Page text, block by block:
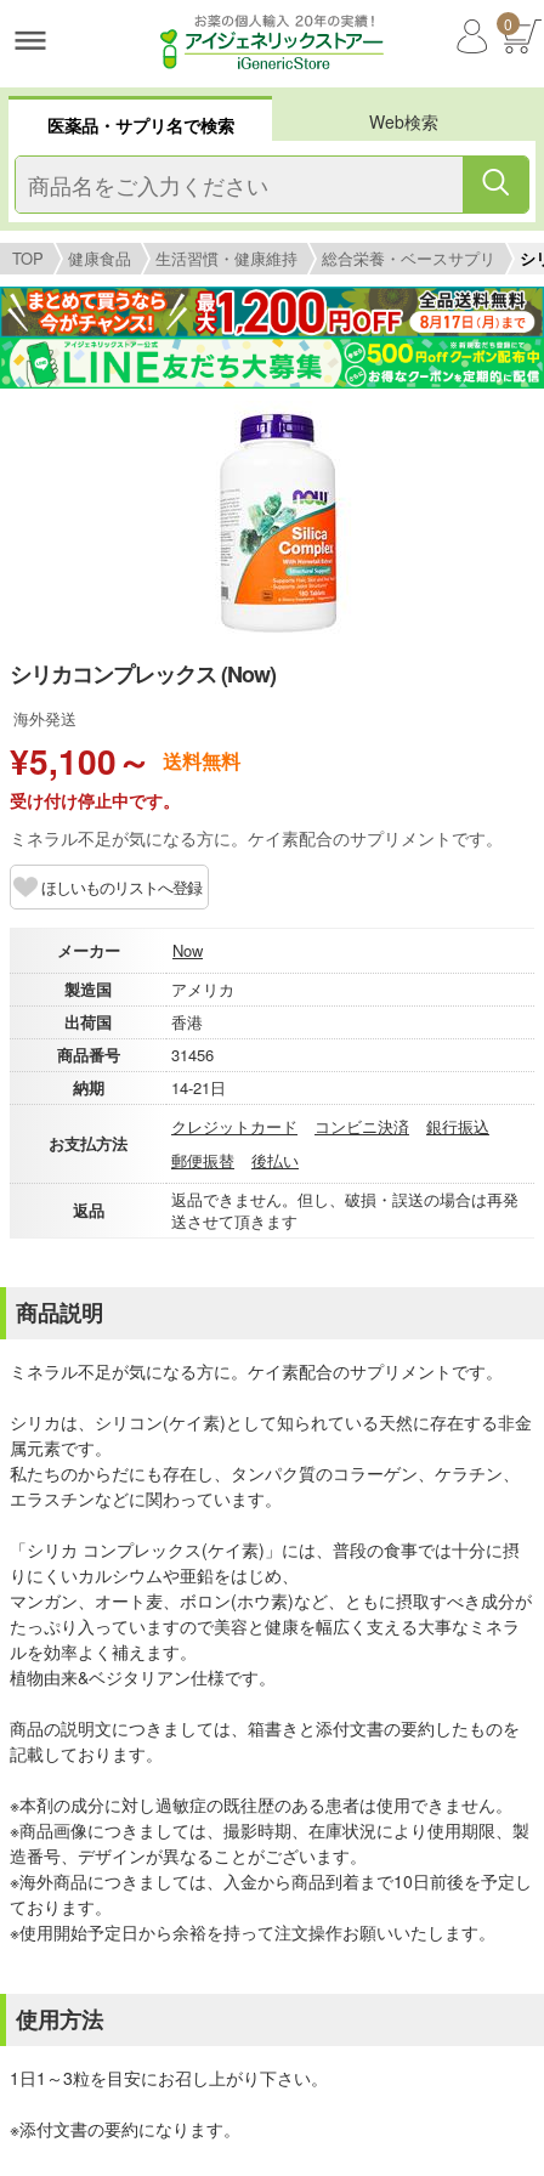
0
医薬品・サプリ名で検索 Web検索
TOP 健康食品 生活習慣・健康維持 総合栄養・ベースサプリ シ
シリカコンプレックス (Now)
海外発送
¥5,100～ 送料無料
受け付け停止中です。
ミネラル不足が気になる方に。ケイ素配合のサプリメントです。
ほしいものリストへ登録
メーカー
Now
製造国
アメリカ
出荷国
香港
商品番号
31456
納期
14-21日
お支払方法
クレジットカード コンビニ決済
銀行振込
郵便振替
後払い
返品
返品できません。但し、破損・誤送の場合は再発
送させて頂きます
商品説明
ミネラル不足が気になる方に。ケイ素配合のサプリメントです。
シリカは、シリコン(ケイ素)として知られている天然に存在する非金
属元素です。
私たちのからだにも存在し、タンパク質のコラーゲン、ケラチン、
エラスチンなどに関わっています。
「シリカ コンプレックス(ケイ素)」には、普段の食事では十分に摂
りにくいカルシウムや亜鉛をはじめ、
マンガン、オート麦、ボロン(ホウ素)など、ともに摂取すべき成分が
たっぷり入っていますので美容と健康を幅広く支える大事なミネラ
ルを効率よく補えます。
植物由来&ベジタリアン仕様です。
商品の説明文につきましては、箱書きと添付文書の要約したものを
記載しております。
※本剤の成分に対し過敏症の既往歴のある患者は使用できません。
※商品画像につきましては、撮影時期、在庫状況により使用期限、製
造番号、デザインが異なることがございます。
※海外商品につきましては、入金から商品到着まで10日前後を予定し
ております。
※使用開始予定日から余裕を持って注文操作お願いいたします。
使用方法
1日1～3粒を目安にお召し上がり下さい。
※添付文書の要約になります。